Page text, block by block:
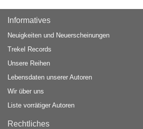
Informatives
Neuigkeiten und Neuerscheinungen
Trekel Records
Unsere Reihen
Lebensdaten unserer Autoren
Wir über uns
Liste vorrätiger Autoren
Rechtliches